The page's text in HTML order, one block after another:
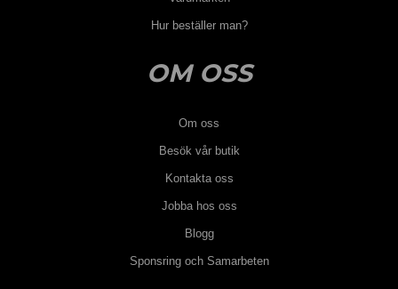
Hur beställer man?
OM OSS
Om oss
Besök vår butik
Kontakta oss
Jobba hos oss
Blogg
Sponsring och Samarbeten